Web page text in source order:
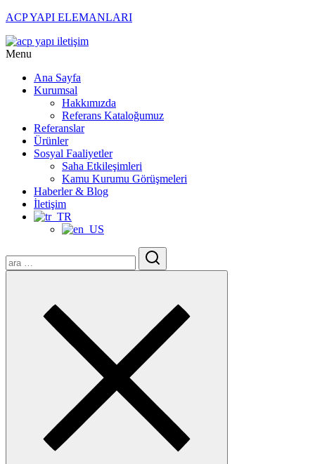
ACP YAPI ELEMANLARI
Menu
Ana Sayfa
Kurumsal
Hakkımızda
Referans Kataloğumuz
Referanslar
Ürünler
Sosyal Faaliyetler
Saha Etkileşimleri
Kamu Kurumu Görüşmeleri
Haberler & Blog
İletişim